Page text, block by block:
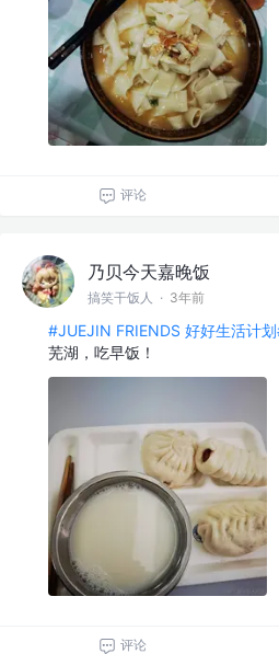
评论
乃贝今天嘉晚饭
搞笑干饭人 · 3年前
#JUEJIN FRIENDS 好好生活计
芜湖，吃早饭！
评论